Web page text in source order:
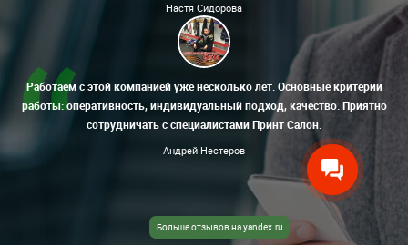
Настя Сидорова
Работаем с этой компанией уже несколько лет. Основные критерии
работы: оперативность, индивидуальный подход, качество. Приятно
сотрудничать с специалистами Принт Салон.
Андрей Нестеров
Больше отзывов на yandex.ru